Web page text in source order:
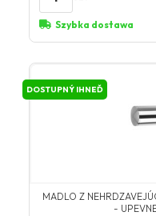
Szybka dostawa
DOSTUPNÝ IHNEĎ
MADLO Z
-